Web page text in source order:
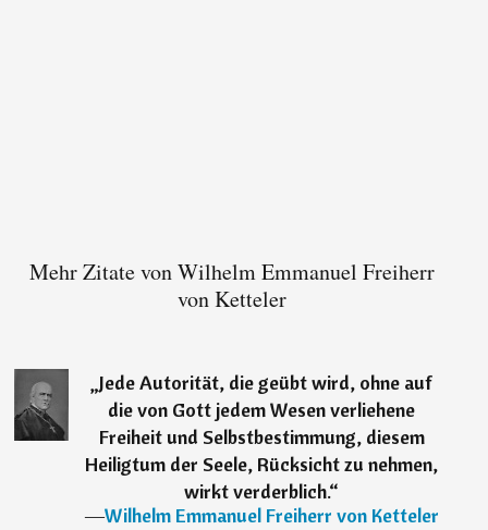
Mehr Zitate von Wilhelm Emmanuel Freiherr
von Ketteler
„Jede Autorität, die geübt wird, ohne auf
die von Gott jedem Wesen verliehene
Freiheit und Selbstbestimmung, diesem
Heiligtum der Seele, Rücksicht zu nehmen,
wirkt verderblich.“
―Wilhelm Emmanuel Freiherr von Ketteler